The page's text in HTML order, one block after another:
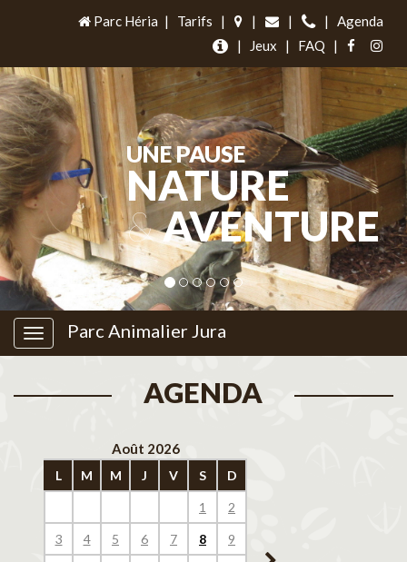
Parc Héria | Tarifs | | | |
Agenda
|
Jeux | FAQ |
UNE PAUSE
NATURE
&AVENTURE
Parc Animalier Jura
AGENDA
Août 2026
L M M J V S D
1 2
3 4 5 6 7 8 9